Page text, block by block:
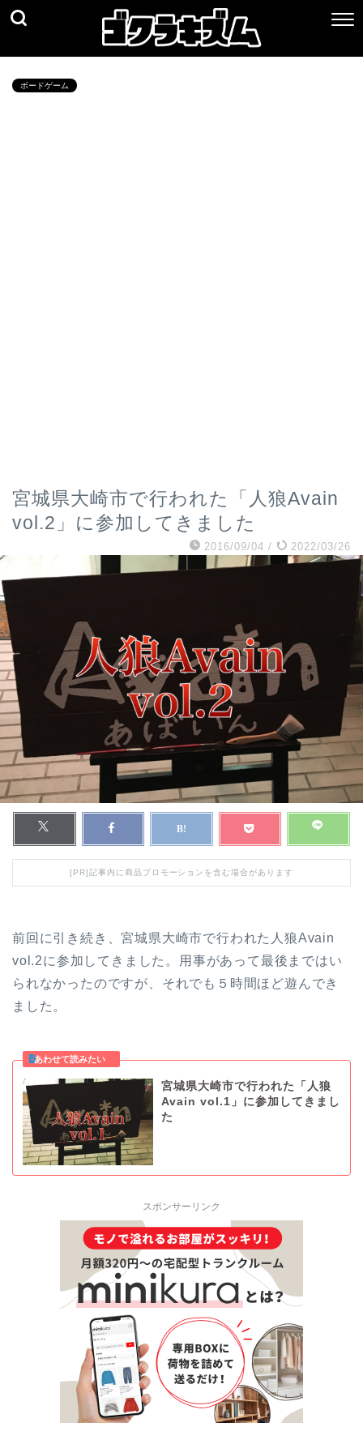
ボードゲーム
宮城県大崎市で行われた「人狼Avain
vol.2」に参加してきました
2016/09/04 / 2022/03/26
[PR]記事内に商品プロモーションを含む場合があります
前回に引き続き、宮城県大崎市で行われた人狼Avain
vol.2に参加してきました。用事があって最後まではい
られなかったのですが、それでも５時間ほど遊んでき
ました。
宮城県大崎市で行われた「人狼
Avain vol.1」に参加してきまし
た
スポンサーリンク